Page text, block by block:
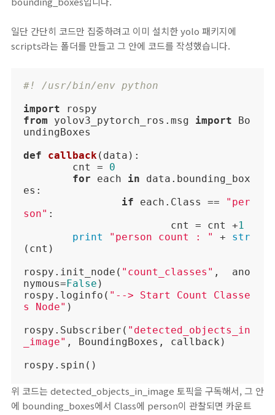
일단 간단히 코드만 집중하려고 이미 설치한 yolo 패키지에
scripts라는 폴더를 만들고 그 안에 코드를 작성했습니다.
#! /usr/bin/env python
import
from yolov3_pytorch_ros.msg import Bo
undingBoxes
def callback( data ):
	cnt =
0
for each in data.bounding_box
es:
if each.Class ==
"per
son" :
			cnt = cnt +
1
print
"person count : " + str
(cnt)
rospy.init_node( "count_classes" ,  ano
nymous= False )
rospy.loginfo( "--> Start Count Classe
s Node" )
rospy.Subscriber( "detected_objects_in
_image" , BoundingBoxes, callback)
rospy.spin()
위 코드는 detected_objects_in_image 토픽을 구독해서, 그 안
에 bounding_boxes에서 Class에 person이 관찰되면 카운트